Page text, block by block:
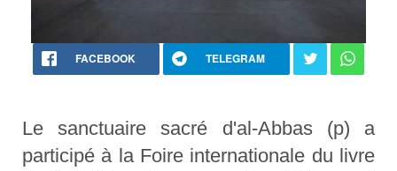
FACEBOOK TELEGRAM
Le sanctuaire sacré d'al-Abbas (p) a
participé à la Foire internationale du livre